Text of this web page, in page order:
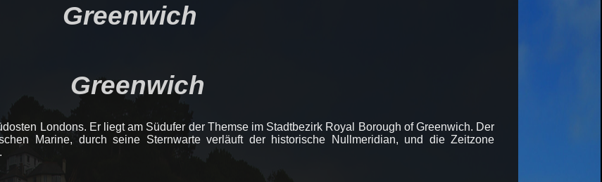
Greenwich
Greenwich
Londons. Er liegt am Südufer der Themse im Stadtbezirk Royal Borough of Greenwich. Der
Marine, durch seine Sternwarte verläuft der historische Nullmeridian, und die Zeitzone